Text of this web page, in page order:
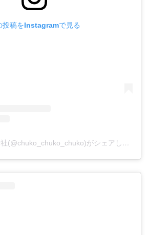
投稿をInstagramで見る
日本紐釦貿易株式会社(@chuko_chuko_chuko)がシェアした投稿